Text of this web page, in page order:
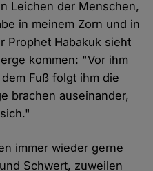
Leichen der Menschen,
in meinem Zorn und in
Prophet Habakuk sieht
kommen: "Vor ihm
Fuß folgt ihm die
brachen auseinander,
immer wieder gerne
Schwert, zuweilen